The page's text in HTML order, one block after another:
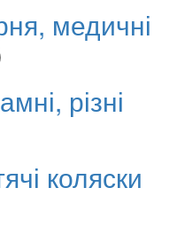
медичні
різні
коляски